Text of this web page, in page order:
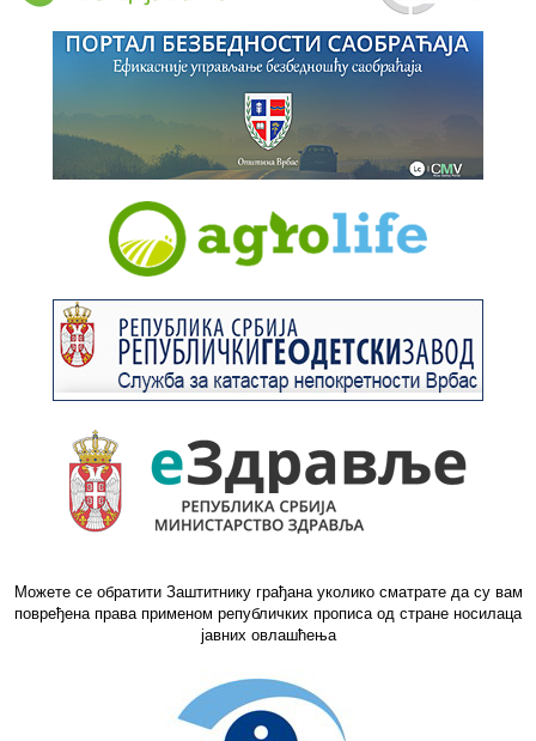
Можете се обратити Заштитнику грађана уколико сматрате да су вам
повређена права применом републичких прописа од стране носилаца
јавних овлашћења